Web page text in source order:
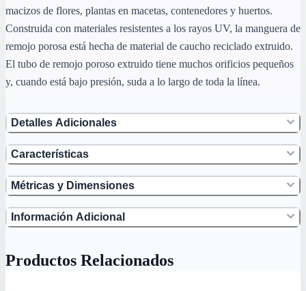
macizos de flores, plantas en macetas, contenedores y huertos.
Construida con materiales resistentes a los rayos UV, la manguera de
remojo porosa está hecha de material de caucho reciclado extruido.
El tubo de remojo poroso extruido tiene muchos orificios pequeños
y, cuando está bajo presión, suda a lo largo de toda la línea.
Detalles Adicionales
Características
Métricas y Dimensiones
Información Adicional
Productos Relacionados